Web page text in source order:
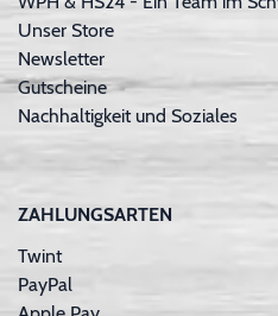
Unser Store
Newsletter
Gutscheine
Nachhaltigkeit und Soziales
ZAHLUNGSARTEN
Twint
PayPal